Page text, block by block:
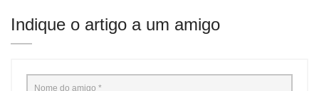
Indique o artigo a um amigo